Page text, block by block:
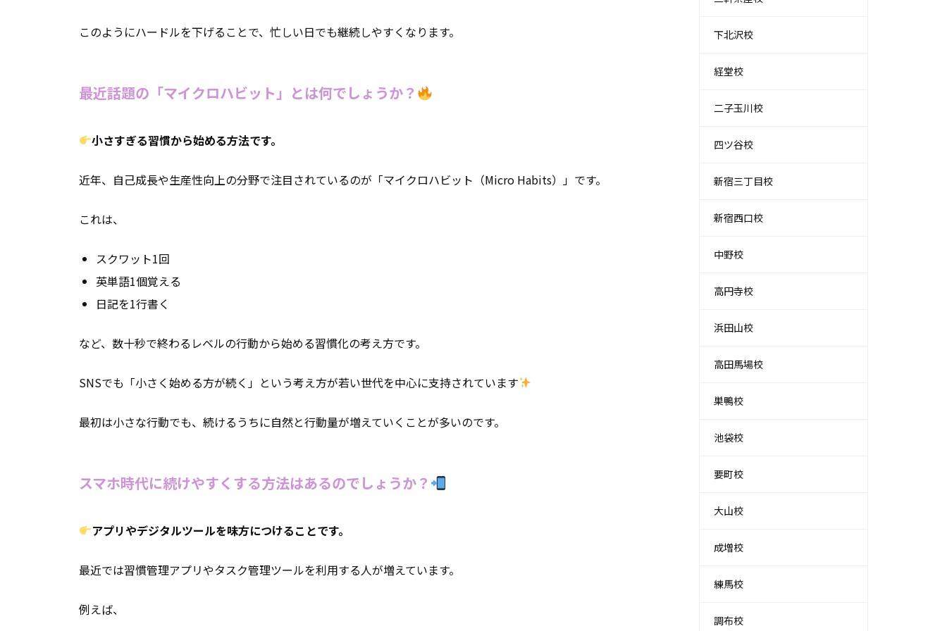
このようにハードルを下げることで、忙しい日でも継続しやすくなります。
最近話題の「マイクロハビット」とは何でしょうか？
小さすぎる習慣から始める方法です。
近年、自己成長や生産性向上の分野で注目されているのが「マイクロハビット（Micro Habits）」です。
これは、
スクワット1回
英単語1個覚える
日記を1行書く
など、数十秒で終わるレベルの行動から始める習慣化の考え方です。
SNSでも「小さく始める方が続く」という考え方が若い世代を中心に支持されています
最初は小さな行動でも、続けるうちに自然と行動量が増えていくことが多いのです。
スマホ時代に続けやすくする方法はあるのでしょうか？
アプリやデジタルツールを味方につけることです。
最近では習慣管理アプリやタスク管理ツールを利用する人が増えています。
例えば、
下北沢校
経堂校
二子玉川校
四ツ谷校
新宿三丁目校
新宿西口校
中野校
高円寺校
浜田山校
高田馬場校
巣鴨校
池袋校
要町校
大山校
成増校
練馬校
調布校